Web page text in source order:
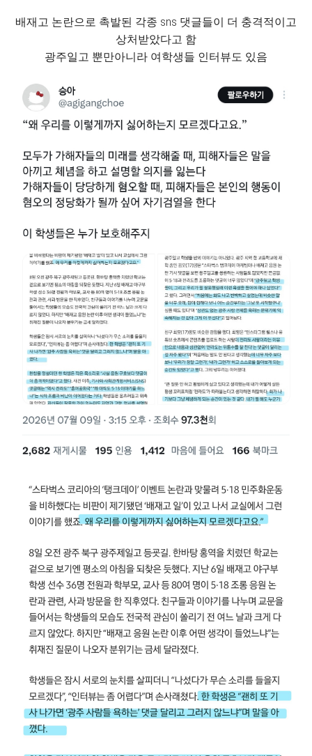
배재고 논란으로 촉발된 각종 sns 댓글들이 더 충격적이고
상처받았다고 함
광주일고 뿐만아니라 여학생들 인터뷰도 있음